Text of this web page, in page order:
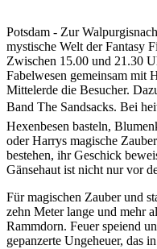
Potsdam - Zur
mystische Welt der Fantasy
Zwischen 15.00 und 21.30
Fabelwesen gemeinsam mit
Mittelerde die Besucher.
Band The Sandsacks. Bei
Hexenbesen basteln,
oder Harrys magische
bestehen, ihr Geschick
Gänsehaut ist nicht nur vor
Für magischen Zauber und
zehn Meter lange und mehr
Rammdorn. Feuer speiend
gepanzerte Ungeheuer, das